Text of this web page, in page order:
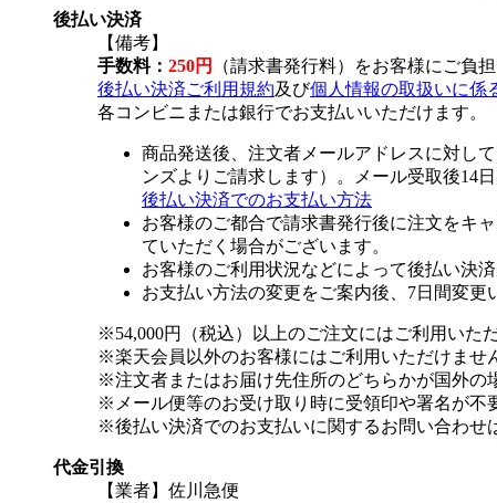
後払い決済
【備考】
手数料： 250円
（請求書発行料）をお客様にご負
後払い決済ご利用規約及び個人情報の取扱いに係
各コンビニまたは銀行でお支払いいただけます。
商品発送後、注文者メールアドレスに対し
ンズよりご請求します）。メール受取後14
後払い決済でのお支払い方法
お客様のご都合で請求書発行後に注文をキ
ていただく場合がございます。
お客様のご利用状況などによって後払い決
お支払い方法の変更をご案内後、7日間変更
※54,000円（税込）以上のご注文にはご利用いた
※楽天会員以外のお客様にはご利用いただけませ
※注文者またはお届け先住所のどちらかが国外の
※メール便等のお受け取り時に受領印や署名が不
※後払い決済でのお支払いに関するお問い合わせ
代金引換
【業者】佐川急便